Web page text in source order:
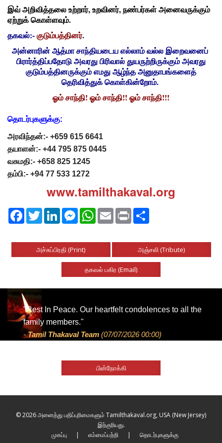
இவ் அறிவித்தலை உற்றார், உறவினர், நண்பர்கள் அனைவருக்கும்
ஏற்றுக் கொள்ளவும்.
தகவல்:-குடும்பத்தினர்.
அன்னாரின் ஆத்மா சாந்தியடைய எல்லாம் வல்ல இறைவனைப்
பிரார்த்திப்பதோடு அவரது பிரிவால் துயருற்றிருக்கும் அவரது
குடும்பத்தினருக்கும் எமது ஆழ்ந்த அனுதாபங்களைத்
தெரிவித்துக் கொள்கின்றோம்.
ஓம் சாந்தி! ஓம் சாந்தி!! ஓம் சாந்தி!!!
தொடர்புகளுக்கு:
அரவிந்தன்:- +659 615 6641
தயாளன்:- +44 795 875 0445
வசுமதி:- +658 825 1245
தம்பி:- +94 77 533 1272
www.tamilthakaval.org
FacebookTwitterLinkedInMessengerWhatsApp
Email Print
அச்சுப்பிரதி (Print) அஞ்சலி (Tribute)
தகவல் பகிர (Email)
"Rest In Peace. Our heartfelt condolences to all the
family members."
-Tamil Thakaval Team (07/07/2026 00:00)
பின்நோக்கி
© 2026 அனைத்து பதிப்புரிமைகளும் Tamilthakaval.org, USA (New Jersey)
இற்குரியது.
முகப்பு
| எம்மைப்பற்றி | தொடர்புகளுக்கு